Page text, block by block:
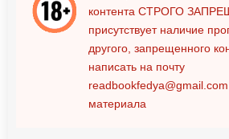
контента СТРОГО
присутствует наличие
другого, запрещенного
написать на почту
readbookfedya@gmail.com
материала